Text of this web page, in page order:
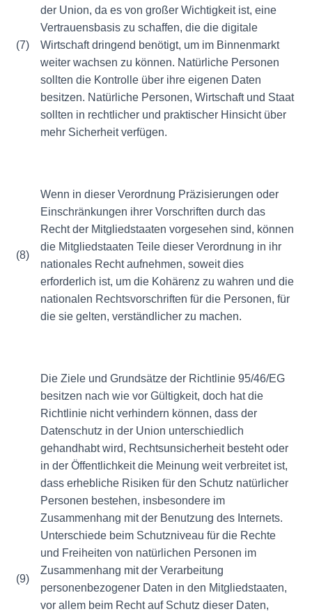
(7)
der Union, da es von großer Wichtigkeit ist, eine
Vertrauensbasis zu schaffen, die die digitale
Wirtschaft dringend benötigt, um im Binnenmarkt
weiter wachsen zu können. Natürliche Personen
sollten die Kontrolle über ihre eigenen Daten
besitzen. Natürliche Personen, Wirtschaft und Staat
sollten in rechtlicher und praktischer Hinsicht über
mehr Sicherheit verfügen.
(8)
Wenn in dieser Verordnung Präzisierungen oder
Einschränkungen ihrer Vorschriften durch das
Recht der Mitgliedstaaten vorgesehen sind, können
die Mitgliedstaaten Teile dieser Verordnung in ihr
nationales Recht aufnehmen, soweit dies
erforderlich ist, um die Kohärenz zu wahren und die
nationalen Rechtsvorschriften für die Personen, für
die sie gelten, verständlicher zu machen.
(9)
Die Ziele und Grundsätze der Richtlinie 95/46/EG
besitzen nach wie vor Gültigkeit, doch hat die
Richtlinie nicht verhindern können, dass der
Datenschutz in der Union unterschiedlich
gehandhabt wird, Rechtsunsicherheit besteht oder
in der Öffentlichkeit die Meinung weit verbreitet ist,
dass erhebliche Risiken für den Schutz natürlicher
Personen bestehen, insbesondere im
Zusammenhang mit der Benutzung des Internets.
Unterschiede beim Schutzniveau für die Rechte
und Freiheiten von natürlichen Personen im
Zusammenhang mit der Verarbeitung
personenbezogener Daten in den Mitgliedstaaten,
vor allem beim Recht auf Schutz dieser Daten,